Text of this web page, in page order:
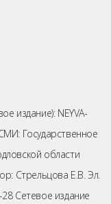
издание): NEYVA-
Государственное
области
Стрельцова Е.В. Эл.
Сетевое издание